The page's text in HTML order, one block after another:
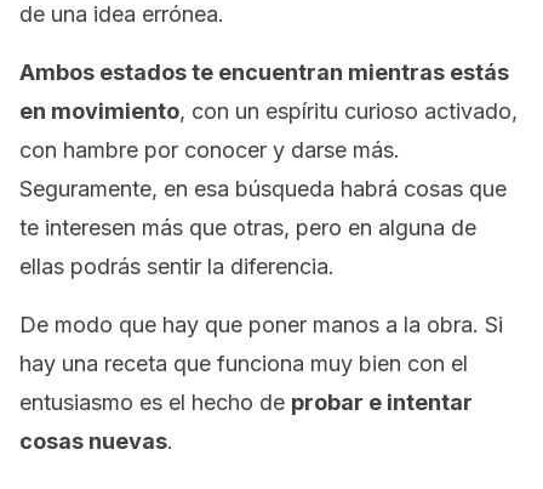
de una idea errónea.
Ambos estados te encuentran mientras estás
en movimiento, con un espíritu curioso activado,
con hambre por conocer y darse más.
Seguramente, en esa búsqueda habrá cosas que
te interesen más que otras, pero en alguna de
ellas podrás sentir la diferencia.
De modo que hay que poner manos a la obra. Si
hay una receta que funciona muy bien con el
entusiasmo es el hecho de probar e intentar
cosas nuevas.